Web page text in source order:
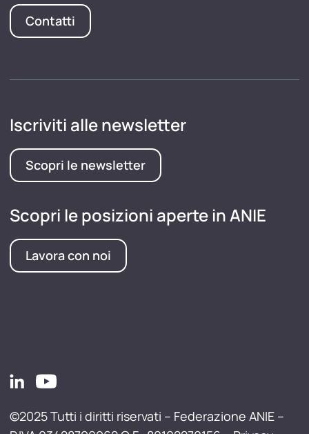
Contatti
Iscriviti alle newsletter
Scopri le newsletter
Scopri le posizioni aperte in ANIE
Lavora con noi
©2025 Tutti i diritti riservati – Federazione ANIE –